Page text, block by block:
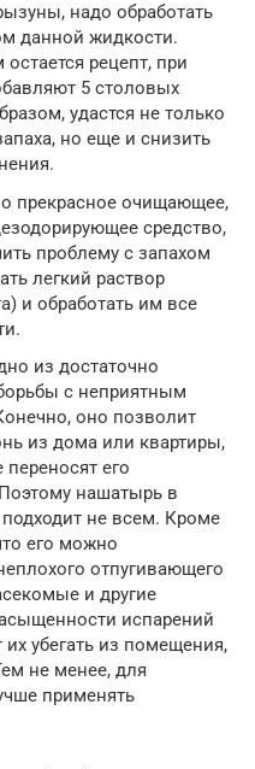
надо обработать
данной жидкости.
рецепт, при
5 столовых
удастся не только
но еще и снизить
прекрасное очищающее,
средство,
проблему с запахом
легкий раствор
и обработать им все
из достаточно
с неприятным
оно позволит
из дома или квартиры,
его
нашатырь в
подходит не всем. Кроме
его можно
отпугивающего
и другие
испарений
их убегать из помещения,
не менее, для
применять